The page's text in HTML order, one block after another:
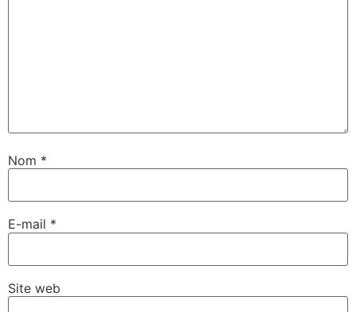
Nom *
E-mail *
Site web